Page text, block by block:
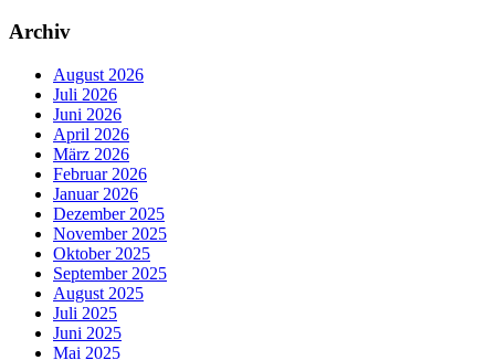
Archiv
August 2026
Juli 2026
Juni 2026
April 2026
März 2026
Februar 2026
Januar 2026
Dezember 2025
November 2025
Oktober 2025
September 2025
August 2025
Juli 2025
Juni 2025
Mai 2025